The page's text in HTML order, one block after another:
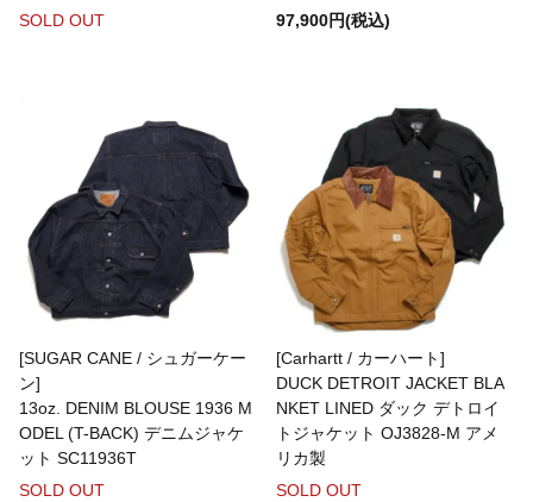
SOLD OUT
97,900円(税込)
[SUGAR CANE / シュガーケー
ン]
13oz. DENIM BLOUSE 1936 M
ODEL (T-BACK) デニムジャケ
ット SC11936T
SOLD OUT
[Carhartt / カーハート]
DUCK DETROIT JACKET BLA
NKET LINED ダック デトロイ
トジャケット OJ3828-M アメ
リカ製
SOLD OUT
MEXICAN JEWELRY
MIDDLE DISTANCE
MILITARY
Misc. Goods Co.
MOCEAN